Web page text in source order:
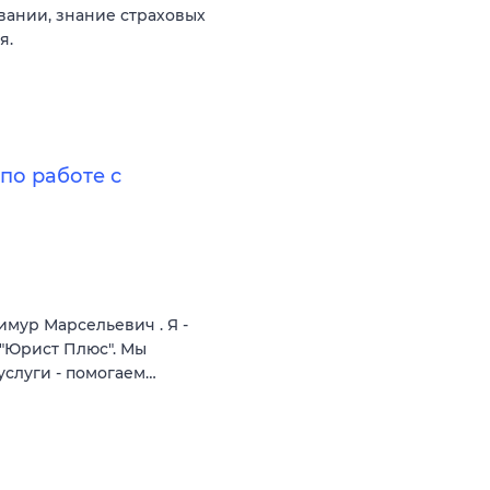
знание страховых
работе с
Марсельевич . Я -
"Юрист Плюс". Мы
- помогаем…